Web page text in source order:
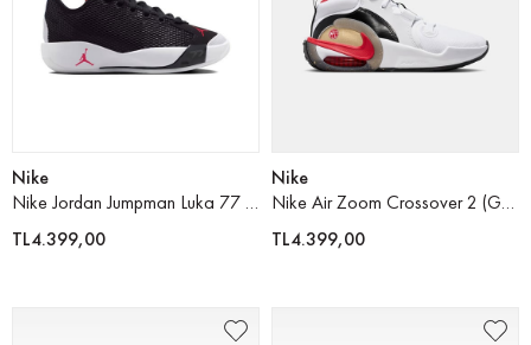
Nike
Nike Jordan Jumpman Luka 77 (GS) Basketbol Ayakkabısı
TL4.399,00
Nike
Nike Air Zoom Crossover 2 (GS) Basketbol Ayakkabısı
TL4.399,00